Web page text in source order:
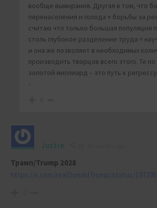
вообще вымирания. Другая в том, что
перенаселения и голода + борьбы за
считаю что только большая популяция
столь глубокое разделение труда =
и она же позволяет в необходимых
производить творцов всего этого. Те
золотой миллиард – это путь к
»
Justin
Трамп/Trump 2028
https://x.com/realDonaldTrump/status/